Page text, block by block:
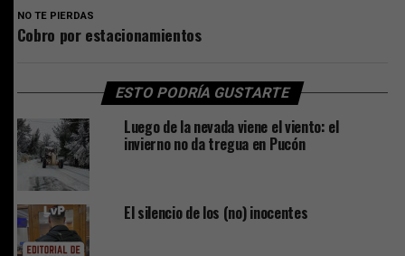
NO TE PIERDAS
Cobro por estacionamientos
ESTO PODRÍA GUSTARTE
Luego de la nevada viene el viento: el
invierno no da tregua en Pucón
El silencio de los (no) inocentes